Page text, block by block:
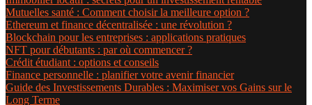
Mutuelles santé : Comment choisir la meilleure option ?
Ethereum et finance décentralisée : une révolution ?
Blockchain pour les entreprises : applications pratiques
NFT pour débutants : par où commencer ?
Crédit étudiant : options et conseils
Finance personnelle : planifier votre avenir financier
Guide des Investissements Durables : Maximiser vos Gains sur le
Long Terme